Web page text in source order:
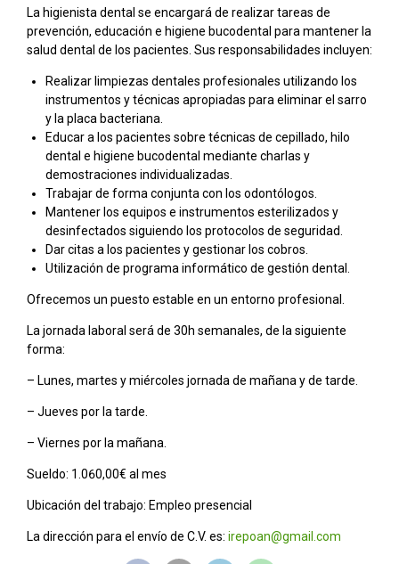
La higienista dental se encargará de realizar tareas de
prevención, educación e higiene bucodental para mantener la
salud dental de los pacientes. Sus responsabilidades incluyen:
Realizar limpiezas dentales profesionales utilizando los
instrumentos y técnicas apropiadas para eliminar el sarro
y la placa bacteriana.
Educar a los pacientes sobre técnicas de cepillado, hilo
dental e higiene bucodental mediante charlas y
demostraciones individualizadas.
Trabajar de forma conjunta con los odontólogos.
Mantener los equipos e instrumentos esterilizados y
desinfectados siguiendo los protocolos de seguridad.
Dar citas a los pacientes y gestionar los cobros.
Utilización de programa informático de gestión dental.
Ofrecemos un puesto estable en un entorno profesional.
La jornada laboral será de 30h semanales, de la siguiente
forma:
– Lunes, martes y miércoles jornada de mañana y de tarde.
– Jueves por la tarde.
– Viernes por la mañana.
Sueldo: 1.060,00€ al mes
Ubicación del trabajo: Empleo presencial
La dirección para el envío de C.V. es: irepoan@gmail.com